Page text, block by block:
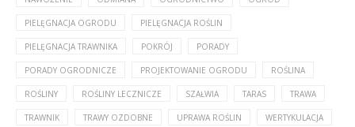
PIELĘGNACJA OGRODU PIELĘGNACJA ROŚLIN
PIELĘGNACJA TRAWNIKA POKRÓJ PORADY
PORADY OGRODNICZE PROJEKTOWANIE OGRODU ROŚLINA
ROŚLINY ROŚLINY LECZNICZE SZAŁWIA TARAS TRAWA
TRAWNIK TRAWY OZDOBNE UPRAWA ROŚLIN WERTYKULACJA